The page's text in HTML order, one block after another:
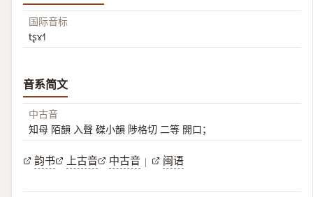
国际音标
tʂɤ˧˥
音系简文
中古音
知母 陌韻 入聲 磔小韻 陟格切 二等 開口；
韵书 上古音 中古音 | 闽语